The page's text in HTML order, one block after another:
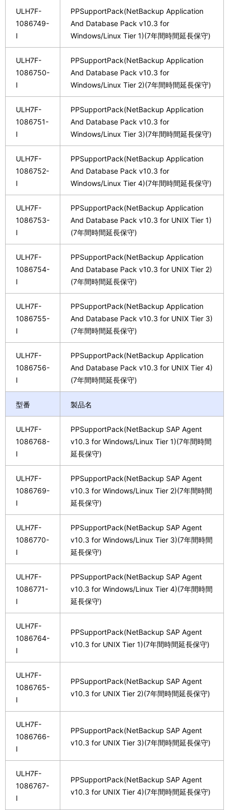
ULH7F-
1086749-
I
PPSupportPack(NetBackup Application
And Database Pack v10.3 for
Windows/Linux Tier 1)(7年間時間延長保守)
ULH7F-
1086750-
I
PPSupportPack(NetBackup Application
And Database Pack v10.3 for
Windows/Linux Tier 2)(7年間時間延長保守)
ULH7F-
1086751-
I
PPSupportPack(NetBackup Application
And Database Pack v10.3 for
Windows/Linux Tier 3)(7年間時間延長保守)
ULH7F-
1086752-
I
PPSupportPack(NetBackup Application
And Database Pack v10.3 for
Windows/Linux Tier 4)(7年間時間延長保守)
ULH7F-
1086753-
I
PPSupportPack(NetBackup Application
And Database Pack v10.3 for UNIX Tier 1)
(7年間時間延長保守)
ULH7F-
1086754-
I
PPSupportPack(NetBackup Application
And Database Pack v10.3 for UNIX Tier 2)
(7年間時間延長保守)
ULH7F-
1086755-
I
PPSupportPack(NetBackup Application
And Database Pack v10.3 for UNIX Tier 3)
(7年間時間延長保守)
ULH7F-
1086756-
I
PPSupportPack(NetBackup Application
And Database Pack v10.3 for UNIX Tier 4)
(7年間時間延長保守)
型番 製品名
ULH7F-
1086768-
I
PPSupportPack(NetBackup SAP Agent
v10.3 for Windows/Linux Tier 1)(7年間時間
延長保守)
ULH7F-
1086769-
I
PPSupportPack(NetBackup SAP Agent
v10.3 for Windows/Linux Tier 2)(7年間時間
延長保守)
ULH7F-
1086770-
I
PPSupportPack(NetBackup SAP Agent
v10.3 for Windows/Linux Tier 3)(7年間時間
延長保守)
ULH7F-
1086771-
I
PPSupportPack(NetBackup SAP Agent
v10.3 for Windows/Linux Tier 4)(7年間時間
延長保守)
ULH7F-
1086764-
I
PPSupportPack(NetBackup SAP Agent
v10.3 for UNIX Tier 1)(7年間時間延長保守)
ULH7F-
1086765-
I
PPSupportPack(NetBackup SAP Agent
v10.3 for UNIX Tier 2)(7年間時間延長保守)
ULH7F-
1086766-
I
PPSupportPack(NetBackup SAP Agent
v10.3 for UNIX Tier 3)(7年間時間延長保守)
ULH7F-
1086767-
I
PPSupportPack(NetBackup SAP Agent
v10.3 for UNIX Tier 4)(7年間時間延長保守)